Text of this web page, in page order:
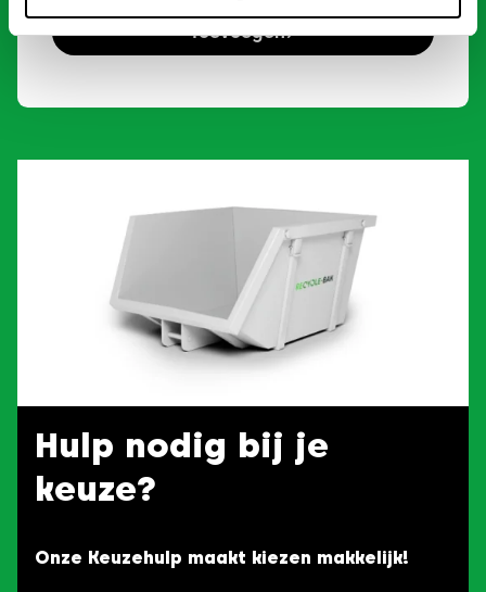
Toevoegen
Hulp nodig bij je
keuze?
Onze Keuzehulp maakt kiezen makkelijk!